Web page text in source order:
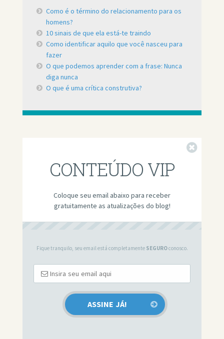
Como é o término do relacionamento para os
homens?
10 sinais de que ela está-te traindo
Como identificar aquilo que você nasceu para
fazer
O que podemos aprender com a frase: Nunca
diga nunca
O que é uma crítica construtiva?
CONTEÚDO VIP
Coloque seu email abaixo para receber
gratuitamente as atualizações do blog!
Fique tranquilo, seu email está completamente SEGUROconosco.